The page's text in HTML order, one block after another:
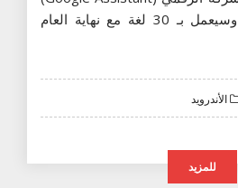
سيصل الى 80 دولة وسيعمل بـ 30 لغة مع نهاية العام
الأندرويد
للمزيد